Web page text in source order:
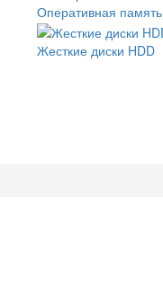
Оперативная память
Жесткие диски HDD